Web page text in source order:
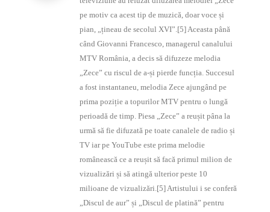
pe motiv ca acest tip de muzică, doar voce și
pian, „țineau de secolul XVI”.[5] Aceasta până
când Giovanni Francesco, managerul canalului
MTV România, a decis să difuzeze melodia
„Zece” cu riscul de a-și pierde funcția. Succesul
a fost instantaneu, melodia Zece ajungând pe
prima poziție a topurilor MTV pentru o lungă
perioadă de timp. Piesa „Zece” a reușit pâna la
urmă să fie difuzată pe toate canalele de radio și
TV iar pe YouTube este prima melodie
românească ce a reușit să facă primul milion de
vizualizări și să atingă ulterior peste 10
milioane de vizualizări.[5] Artistului i se conferă
„Discul de aur” și „Discul de platină” pentru